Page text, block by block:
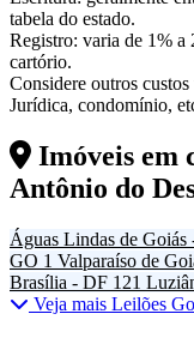
tabela do estado.
Registro: varia de 1% a
cartório.
Considere outros
Jurídica, condomínio,
Imóveis em
Antônio do
Águas Lindas de Goiás
GO 1 Valparaíso de
Brasília - DF 121
Veja mais Leilões